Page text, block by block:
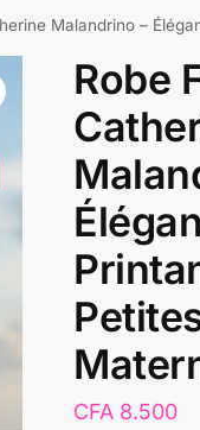
Malandrino –
Robe
CFA 8.500